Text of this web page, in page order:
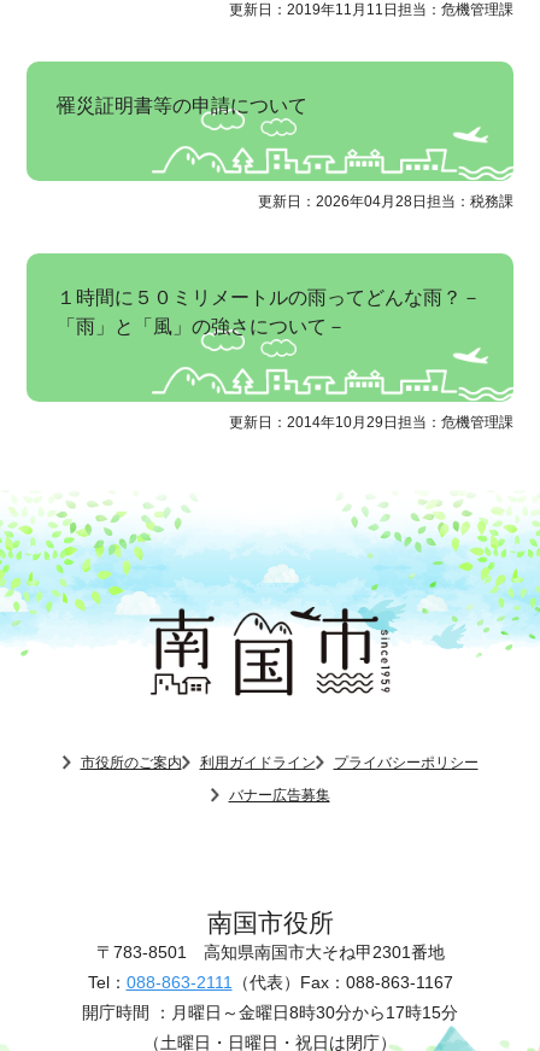
更新日：2019年11月11日 担当：危機管理課
罹災証明書等の申請について
更新日：2026年04月28日 担当：税務課
１時間に５０ミリメートルの雨ってどんな雨？－
「雨」と「風」の強さについて－
更新日：2014年10月29日 担当：危機管理課
市役所のご案内 利用ガイドライン
プライバシーポリシー
バナー広告募集
南国市役所
〒783-8501 高知県南国市大そね甲2301番地
Tel： 088-863-2111 （代表） Fax：088-863-1167
開庁時間 ： 月曜日～金曜日8時30分から17時15分
（土曜日・日曜日・祝日は閉庁）